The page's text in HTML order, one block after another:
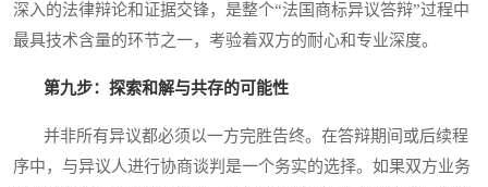
深入的法律辩论和证据交锋，是整个“法国商标异议答辩”过程中
最具技术含量的环节之一，考验着双方的耐心和专业深度。
第九步：探索和解与共存的可能性
并非所有异议都必须以一方完胜告终。在答辩期间或后续程
序中，与异议人进行协商谈判是一个务实的选择。如果双方业务